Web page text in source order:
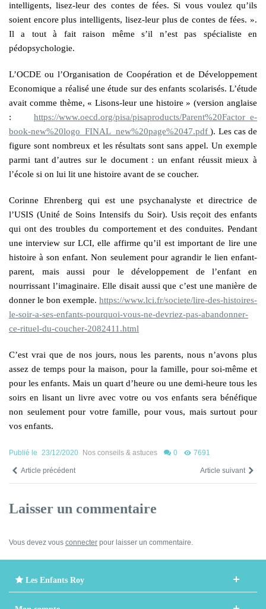
intelligents, lisez-leur des contes de fées. Si vous voulez qu’ils
soient encore plus intelligents, lisez-leur plus de contes de fées. ».
Il a tout à fait raison même s’il n’est pas spécialiste en
pédopsychologie.
L’OCDE ou l’Organisation de Coopération et de Développement
Economique a réalisé une étude sur des enfants scolarisés. L’étude
avait comme thème, « Lisons-leur une histoire » (version anglaise
: https://www.oecd.org/pisa/pisaproducts/Parent%20Factor_e-
book-new%20logo_FINAL_new%20page%2047.pdf). Les cas de
figure sont nombreux et les résultats sont sans appel. Un exemple
parmi tant d’autres sur le document : un enfant réussit mieux à
l’école si on lui lit une histoire avant de se coucher.
Corinne Ehrenberg qui est une psychanalyste et directrice de
l’USIS (Unité de Soins Intensifs du Soir). Usis reçoit des enfants
qui ont des troubles du comportement et des conduites. Pendant
une interview sur LCI, elle affirme qu’il est important de lire une
histoire à son enfant. Non seulement pour agrandir le lien enfant-
parent, mais aussi pour le développement de l’enfant en
nourrissant l’imaginaire. Elle disait aussi que c’est une manière de
donner le bon exemple. https://www.lci.fr/societe/lire-des-histoires-
le-soir-a-ses-enfants-pourquoi-vous-ne-devriez-pas-abandonner-
ce-rituel-du-coucher-2082411.html
C’est vrai que de nos jours, nous les parents, nous n’avons plus
assez de temps pour la maison, pour la famille, pour soi-même et
pour les enfants. Mais un quart d’heure ou une demi-heure tous les
soirs en lisant un livre avec votre ou vos enfants sera bénéfique
non seulement pour votre famille, pour vous, mais surtout pour
vos enfants.
Publié le 23/12/2020 Nos conseils & astuces 0 7691
Article précédent Article suivant
Laisser un commentaire
Vous devez vous connecter pour laisser un commentaire.
Les Enfants Roy